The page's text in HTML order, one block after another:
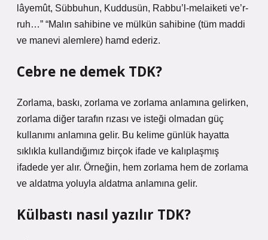
lâyemût, Sübbuhun, Kuddusün, Rabbu’l-melaiketi ve’r-
ruh…” “Malın sahibine ve mülkün sahibine (tüm maddi
ve manevi alemlere) hamd ederiz.
Cebre ne demek TDK?
Zorlama, baskı, zorlama ve zorlama anlamına gelirken,
zorlama diğer tarafın rızası ve isteği olmadan güç
kullanımı anlamına gelir. Bu kelime günlük hayatta
sıklıkla kullandığımız birçok ifade ve kalıplaşmış
ifadede yer alır. Örneğin, hem zorlama hem de zorlama
ve aldatma yoluyla aldatma anlamına gelir.
Külbastı nasıl yazılır TDK?